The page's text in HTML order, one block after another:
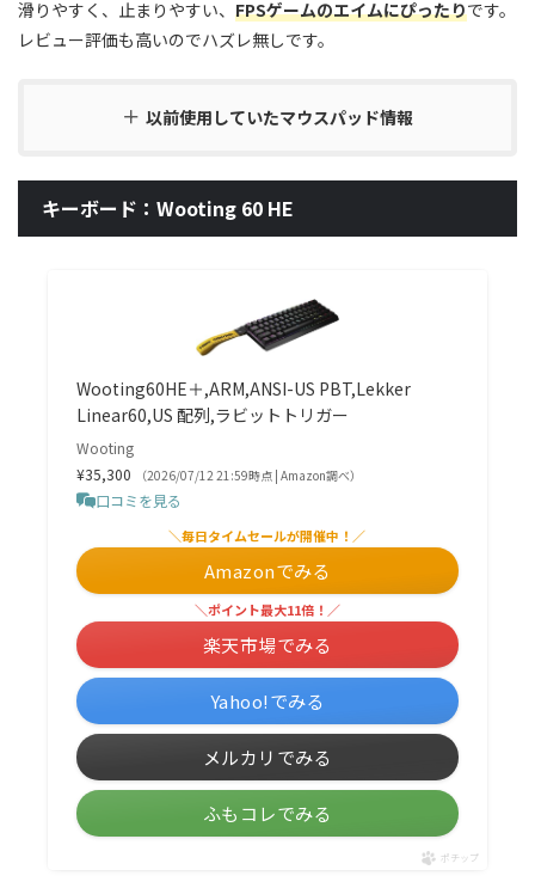
滑りやすく、止まりやすい、 FPSゲームのエイムにぴったりです。
レビュー評価も高いのでハズレ無しです。
以前使用していたマウスパッド情報
キーボード：Wooting 60 HE
Wooting60HE＋,ARM,ANSI-US PBT,Lekker
Linear60,US 配列,ラビットトリガー
Wooting
¥35,300
（2026/07/12 21:59時点 | Amazon調べ）
口コミを見る
＼毎日タイムセールが開催中！／
Amazonでみる
＼ポイント最大11倍！／
楽天市場でみる
Yahoo!でみる
メルカリでみる
ふもコレでみる
ポチップ